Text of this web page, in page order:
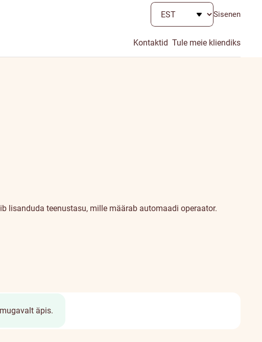
Sisenen
Kontaktid Tule meie kliendiks
lisanduda teenustasu, mille määrab automaadi operaator.
äpis.